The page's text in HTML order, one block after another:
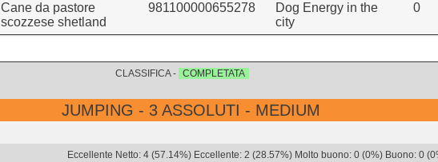
Cane da pastore
scozzese shetland
981100000655278
Dog Energy in the
city
0
CLASSIFICA - COMPLETATA
JUMPING - 3 ASSOLUTI - MEDIUM
Eccellente Netto: 4 (57.14%) Eccellente: 2 (28.57%) Molto buono: 0 (0%) Buono: 0